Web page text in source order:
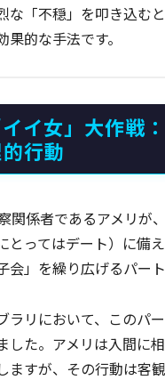
な「不穏」を叩き込む
的な手法です。
イ女」大作戦
行動
関係者であるアメリが
とってはデート）に備
会」を繰り広げるパート
ラリにおいて、このパー
した。アメリは入間に
ますが、その行動は客